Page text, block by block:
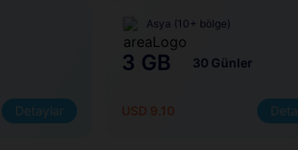
Detaylar
Asya (10+ bölge)
3 GB 30 Günler
USD 9.10